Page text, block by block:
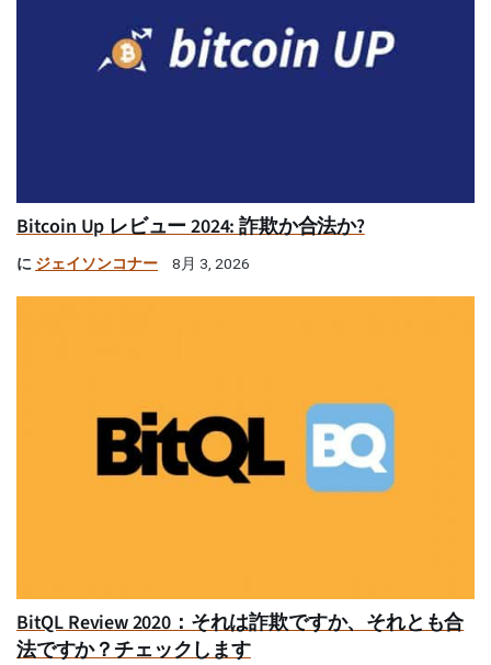
Bitcoin Up レビュー 2024: 詐欺か合法か?
に ジェイソンコナー 8月 3, 2026
BitQL Review 2020：それは詐欺ですか、それとも合
法ですか？チェックします